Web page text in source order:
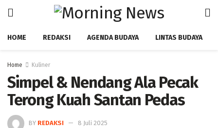
HOME REDAKSI AGENDA BUDAYA LINTAS BUDAYA
Home Kuliner
Simpel & Nendang Ala Pecak
Terong Kuah Santan Pedas ‎
BY REDAKSI 8 Juli 2025